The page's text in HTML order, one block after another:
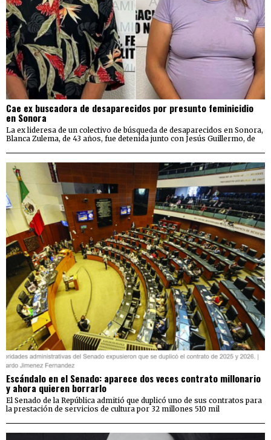
Cae ex buscadora de desaparecidos por presunto feminicidio
en Sonora
La ex lideresa de un colectivo de búsqueda de desaparecidos en Sonora,
Blanca Zulema, de 43 años, fue detenida junto con Jesús Guillermo, de
Escándalo en el Senado: aparece dos veces contrato millonario
y ahora quieren borrarlo
El Senado de la República admitió que duplicó uno de sus contratos para
la prestación de servicios de cultura por 32 millones 510 mil